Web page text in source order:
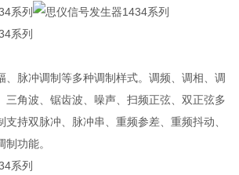
、脉冲调制等多种调制样式。调频、调相、调
三角波、锯齿波、噪声、扫频正弦、双正弦多
持双脉冲、脉冲串、重频参差、重频抖动、
功能。